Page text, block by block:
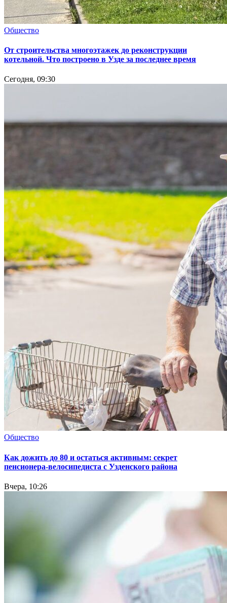
Общество
От строительства многоэтажек до реконструкции
котельной. Что построено в Узде за последнее время
Сегодня, 09:30
Общество
Как дожить до 80 и остаться активным: секрет
пенсионера-велосипедиста с Узденского района
Вчера, 10:26